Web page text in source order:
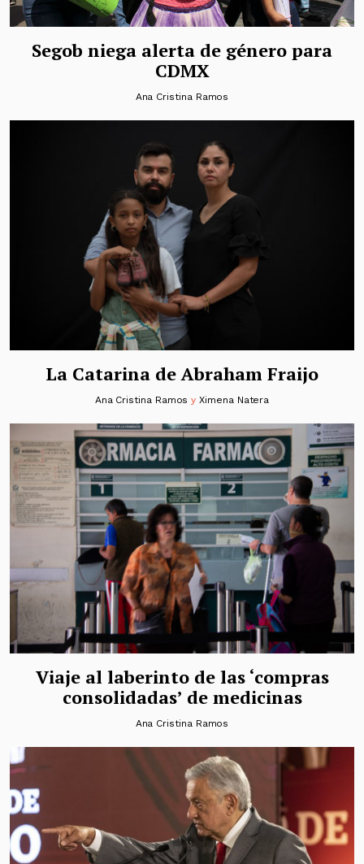
Segob niega alerta de género para
CDMX
Ana Cristina Ramos
La Catarina de Abraham Fraijo
Ana Cristina Ramos yXimena Natera
Viaje al laberinto de las ‘compras
consolidadas’ de medicinas
Ana Cristina Ramos